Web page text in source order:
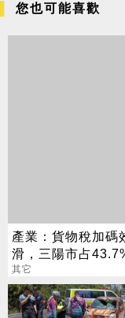
您也可能喜歡
產業：貨物稅加碼
滑，三陽市占
其它